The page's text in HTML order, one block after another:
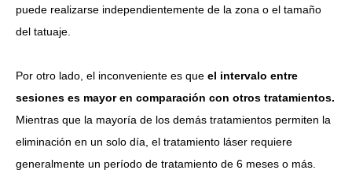
puede realizarse independientemente de la zona o el tamaño
del tatuaje.
Por otro lado, el inconveniente es que el intervalo entre
sesiones es mayor en comparación con otros tratamientos.
Mientras que la mayoría de los demás tratamientos permiten la
eliminación en un solo día, el tratamiento láser requiere
generalmente un período de tratamiento de 6 meses o más.